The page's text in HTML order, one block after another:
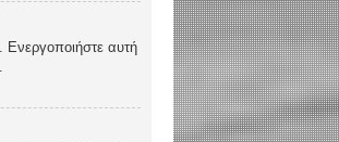
. Ενεργοποιήστε αυτή